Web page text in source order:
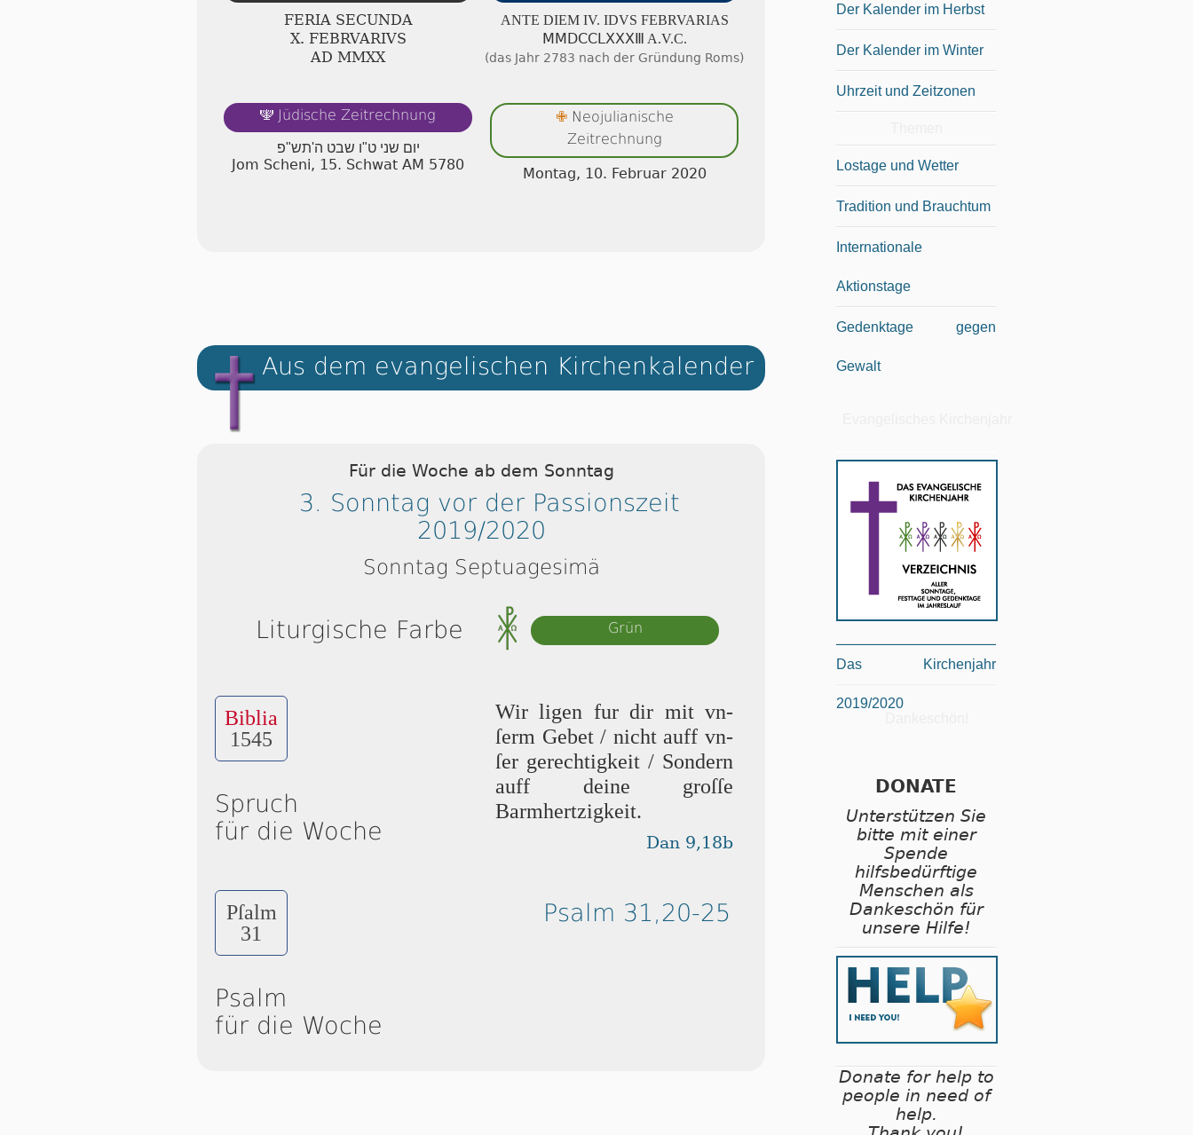
FERIA SECUNDA
Ⅹ. FEBRVARIVS
AD ⅯⅯⅩⅩ
ANTE DIEM IV. IDVS FE­BRV­A­RI­AS
ⅯⅯⅮⅭⅭⅬⅩⅩⅩⅢ A.V.C.
(das Jahr 2783 nach der Gründung Roms)
🕎 Jüdische Zeitrechnung
יום שני ט"ו שבט ה'תש"פ
Jom Scheni, 15. Schwat AM 5780
✙Neojulianische
Zeitrechnung
Montag, 10. Februar 2020
Aus dem evangelischen Kirchenkalender
Für die Woche ab dem Sonntag
3. Sonntag vor der Passionszeit
2019/2020
Sonntag Septuagesimä
Liturgische Farbe Grün
Biblia
1545
Spruch
für die Woche
Wir ligen fur dir mit vn­
ſerm Gebet / nicht auff vn­
ſer gerechtigkeit / Son­dern
auff deine groſ­ſe
Barmhertzigkeit.
Dan 9,18b
Pſalm
31
Psalm
für die Woche
Psalm 31,20-25
Der Kalender im Herbst
Der Kalender im Winter
Uhrzeit und Zeitzonen
Lostage und Wetter
Tradition und Brauchtum
Internationale
Aktionstage
Gedenktage gegen
Gewalt
Das Kirchenjahr
2019/2020
DONATE
Unterstützen Sie
bitte mit einer
Spende
hilfsbedürftige
Menschen als
Dankeschön für
unsere Hilfe!
Donate for help to
people in need of
help.